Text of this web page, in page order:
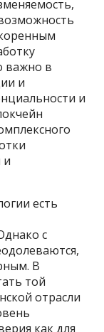
важно в
и
и
и
есть
с
В
той
отрасли
как для